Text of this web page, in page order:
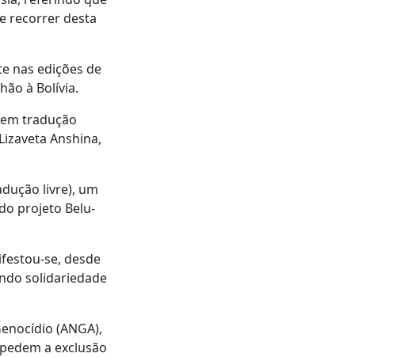
recorrer desta
nas edições de
à Bolívia.
tradução
Anshina,
livre), um
projeto Belu-
se, desde
solidariedade
(ANGA),
a exclusão